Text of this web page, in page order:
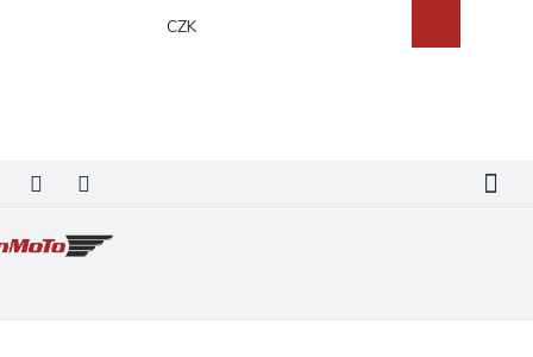
CZK
košík